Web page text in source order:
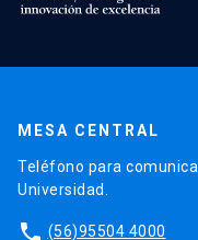
MESA CENTRAL
Teléfono para
Universidad.
phone (56)95504 4000